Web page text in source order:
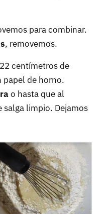
para combinar.
, removemos.
centímetros de
de horno.
o hasta que al
limpio. Dejamos